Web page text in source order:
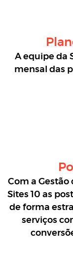
A equipe da
mensal das
Com a Gestão
Sites 10 as
de forma
serviços